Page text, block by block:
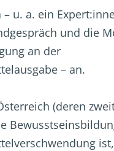
u. a. ein
und die
an der
– an.
(deren